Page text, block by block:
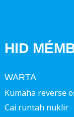
HID
WARTA
Kumaha reverse
Cai runtah nuklir